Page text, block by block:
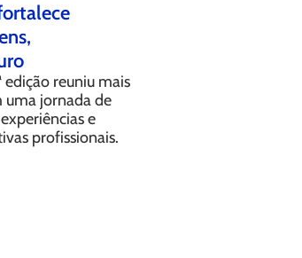
reuniu mais
uma jornada de
e
profissionais.